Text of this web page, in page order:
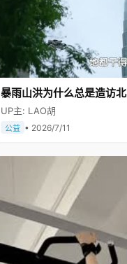
暴雨山洪为什么总是造访北
UP主: LAO胡
公益 • 2026/7/11